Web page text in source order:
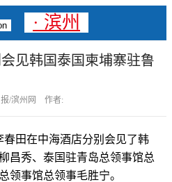
· 滨州
见韩国泰国柬埔寨驻鲁
报/滨州网 作者:
春田在中海酒店分别会见了韩
昌秀、泰国驻青岛总领事馆总
领事馆总领事毛胜宁。